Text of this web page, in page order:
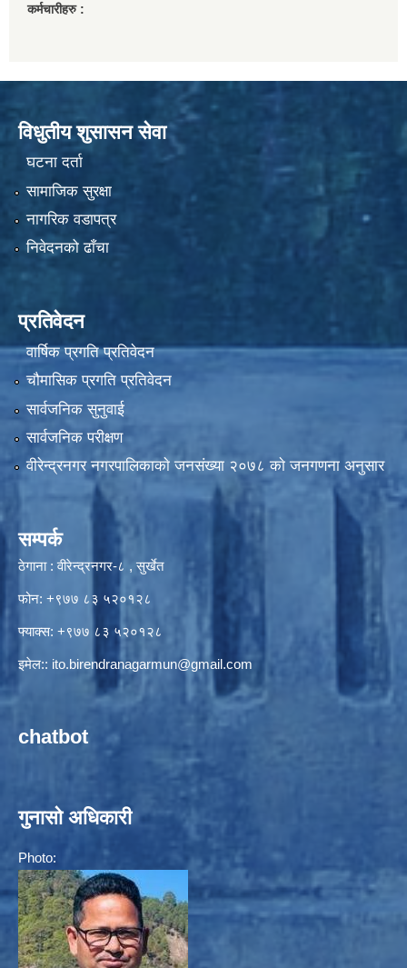
कर्मचारीहरु :
विधुतीय शुसासन सेवा
घटना दर्ता
सामाजिक सुरक्षा
नागरिक वडापत्र
निवेदनको ढाँचा
प्रतिवेदन
वार्षिक प्रगति प्रतिवेदन
चौमासिक प्रगति प्रतिवेदन
सार्वजनिक सुनुवाई
सार्वजनिक परीक्षण
वीरेन्द्रनगर नगरपालिकाकाे जनसंख्या २०७८ काे जनगणना अनुसार
सम्पर्क
ठेगाना : वीरेन्द्रनगर-८ , सुर्खेत
फोन: +९७७ ८३ ५२०१२८
फ्याक्स: +९७७ ८३ ५२०१२८
इमेल:: ito.birendranagarmun@gmail.com
chatbot
गुनासो अधिकारी
Photo: